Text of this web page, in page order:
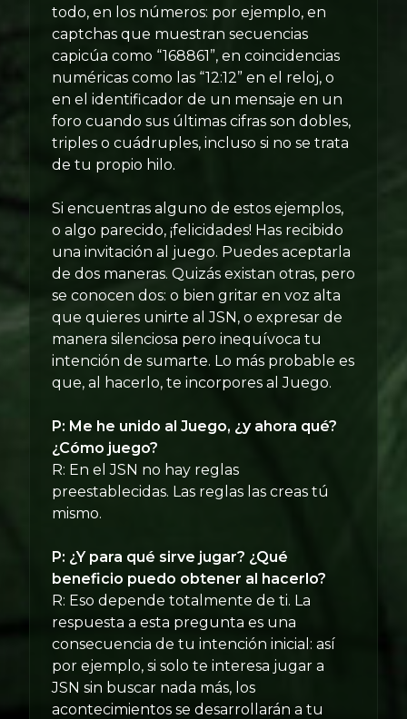
todo, en los números: por ejemplo, en
captchas que muestran secuencias
capicúa como “168861”, en coincidencias
numéricas como las “12:12” en el reloj, o
en el identificador de un mensaje en un
foro cuando sus últimas cifras son dobles,
triples o cuádruples, incluso si no se trata
de tu propio hilo.
Si encuentras alguno de estos ejemplos,
o algo parecido, ¡felicidades! Has recibido
una invitación al juego. Puedes aceptarla
de dos maneras. Quizás existan otras, pero
se conocen dos: o bien gritar en voz alta
que quieres unirte al JSN, o expresar de
manera silenciosa pero inequívoca tu
intención de sumarte. Lo más probable es
que, al hacerlo, te incorpores al Juego.
P: Me he unido al Juego, ¿y ahora qué?
¿Cómo juego?
R: En el JSN no hay reglas
preestablecidas. Las reglas las creas tú
mismo.
P: ¿Y para qué sirve jugar? ¿Qué
beneficio puedo obtener al hacerlo?
R: Eso depende totalmente de ti. La
respuesta a esta pregunta es una
consecuencia de tu intención inicial: así
por ejemplo, si solo te interesa jugar a
JSN sin buscar nada más, los
acontecimientos se desarrollarán a tu